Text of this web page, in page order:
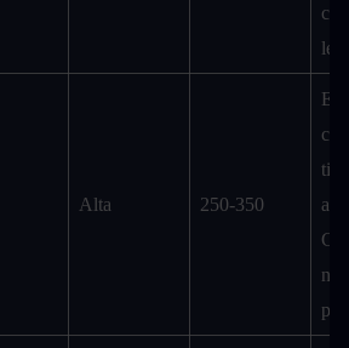
Alta 250-350
tipi
ne